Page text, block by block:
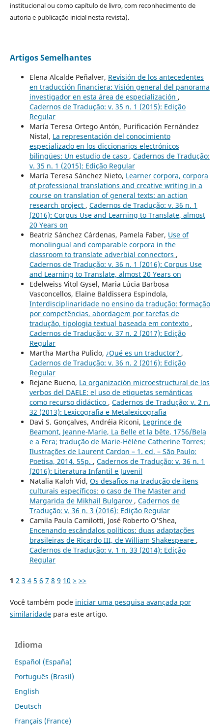
institucional ou como capítulo de livro, com reconhecimento de
autoria e publicação inicial nesta revista).
Artigos Semelhantes
Elena Alcalde Peñalver, Revisión de los antecedentes
en traducción financiera: Visión general del panorama
investigador en esta área de especialización ,
Cadernos de Tradução: v. 35 n. 1 (2015): Edição
Regular
María Teresa Ortego Antón, Purificación Fernández
Nistal, La representación del conocimiento
especializado en los diccionarios electrónicos
bilingües: Un estudio de caso , Cadernos de Tradução:
v. 35 n. 1 (2015): Edição Regular
María Teresa Sánchez Nieto, Learner corpora, corpora
of professional translations and creative writing in a
course on translation of general texts: an action
research project , Cadernos de Tradução: v. 36 n. 1
(2016): Corpus Use and Learning to Translate, almost
20 Years on
Beatriz Sánchez Cárdenas, Pamela Faber, Use of
monolingual and comparable corpora in the
classroom to translate adverbial connectors ,
Cadernos de Tradução: v. 36 n. 1 (2016): Corpus Use
and Learning to Translate, almost 20 Years on
Edelweiss Vitol Gysel, Maria Lúcia Barbosa
Vasconcellos, Elaine Baldissera Espindola,
Interdisciplinaridade no ensino da tradução: formação
por competências, abordagem por tarefas de
tradução, tipologia textual baseada em contexto ,
Cadernos de Tradução: v. 37 n. 2 (2017): Edição
Regular
Martha Martha Pulido, ¿Qué es un traductor? ,
Cadernos de Tradução: v. 36 n. 2 (2016): Edição
Regular
Rejane Bueno, La organización microestructural de los
verbos del DAELE: el uso de etiquetas semánticas
como recurso didáctico , Cadernos de Tradução: v. 2 n.
32 (2013): Lexicografia e Metalexicografia
Davi S. Gonçalves, Andréia Riconi, Leprince de
Beamont, Jeanne-Marie, La Belle et la bête, 1756/Bela
e a Fera; tradução de Marie-Hélène Catherine Torres;
Ilustrações de Laurent Cardon – 1. ed. – São Paulo:
Poetisa, 2014. 55p. , Cadernos de Tradução: v. 36 n. 1
(2016): Literatura Infantil e Juvenil
Natalia Kaloh Vid, Os desafios na tradução de itens
culturais específicos: o caso de The Master and
Margarida de Mikhail Bulgarov , Cadernos de
Tradução: v. 36 n. 3 (2016): Edição Regular
Camila Paula Camilotti, José Roberto O'Shea,
Encenando escândalos políticos: duas adaptações
brasileiras de Ricardo III, de William Shakespeare ,
Cadernos de Tradução: v. 1 n. 33 (2014): Edição
Regular
1 2 3 4 5 6 7 8 9 10 > >>
Você também pode iniciar uma pesquisa avançada por
similaridadepara este artigo.
Idioma
Español (España)
Português (Brasil)
English
Deutsch
Français (France)